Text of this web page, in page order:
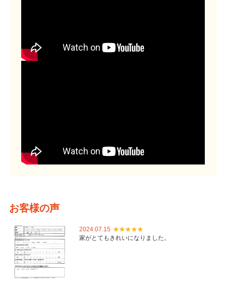
お客様の声
2024.07.15
家がとてもきれいになりました。